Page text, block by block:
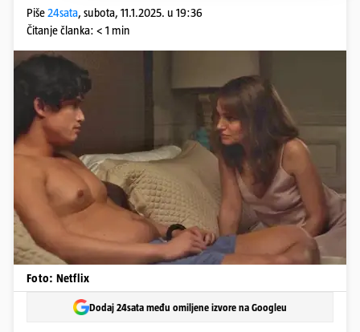
Piše24sata, subota, 11.1.2025. u 19:36
Čitanje članka: < 1 min
Foto: Netflix
Dodaj 24sata među omiljene izvore na Googleu